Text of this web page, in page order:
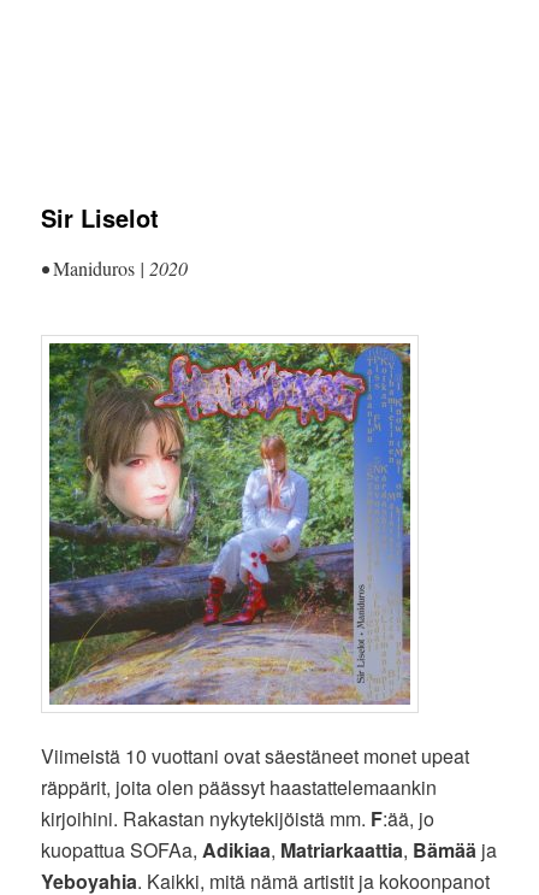
Sir Liselot
•Maniduros | 2020
Viimeistä 10 vuottani ovat säestäneet monet upeat
räppärit, joita olen päässyt haastattelemaankin
kirjoihini. Rakastan nykytekijöistä mm. F:ää, jo
kuopattua SOFAa, Adikiaa, Matriarkaattia, Bämää ja
Yeboyahia. Kaikki, mitä nämä artistit ja kokoonpanot